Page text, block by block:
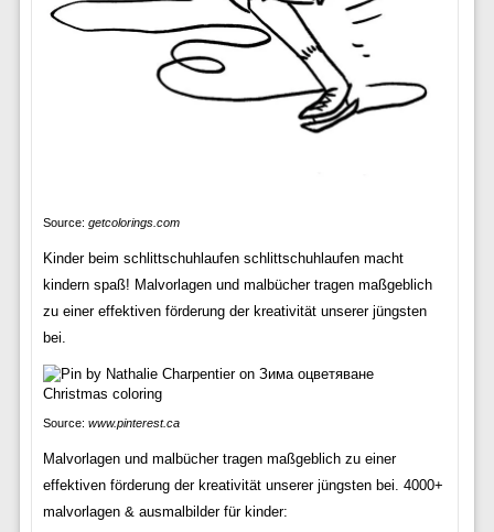
Source: getcolorings.com
Kinder beim schlittschuhlaufen schlittschuhlaufen macht
kindern spaß! Malvorlagen und malbücher tragen maßgeblich
zu einer effektiven förderung der kreativität unserer jüngsten
bei.
Source: www.pinterest.ca
Malvorlagen und malbücher tragen maßgeblich zu einer
effektiven förderung der kreativität unserer jüngsten bei. 4000+
malvorlagen & ausmalbilder für kinder: